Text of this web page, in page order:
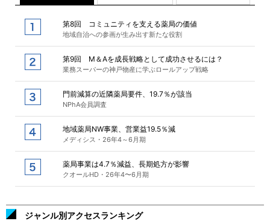
第8回 コミュニティを支える薬局の価値
地域自治への参画が生み出す新たな役割
第9回 M＆Aを成長戦略として成功させるには？
業務スーパーの神戸物産に学ぶロールアップ戦略
門前減算の近隣薬局要件、19.7％が該当
NPhA会員調査
地域薬局NW事業、営業益19.5％減
メディシス・26年4～6月期
薬局事業は4.7％減益、長期処方が影響
クオールHD・26年4〜6月期
ジャンル別アクセスランキング